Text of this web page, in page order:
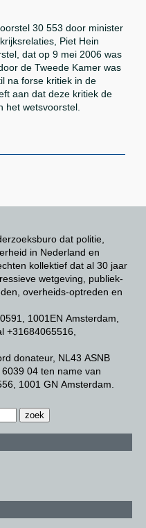
dat politie,
in Nederland en
kollektief dat al 30 jaar
wetgeving, publiek-
overheids-optreden en
1001EN Amsterdam,
+31684065516,
donateur, NL43 ASNB
04 ten name van
1001 GN Amsterdam.
30 553 door minister
Piet Hein
dat op 9 mei 2006 was
de Tweede Kamer was
na forse kritiek in de
aan dat deze kritiek de
het wetsvoorstel.